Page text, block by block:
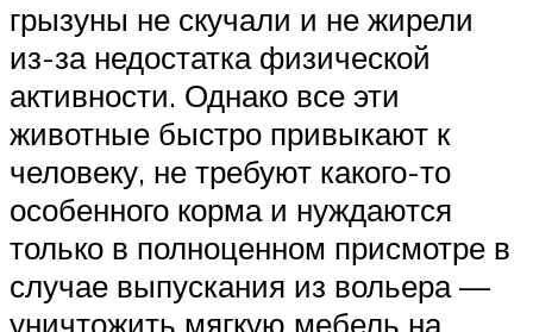
грызуны не скучали и не жирели
из-за недостатка физической
активности. Однако все эти
животные быстро привыкают к
человеку, не требуют какого-то
особенного корма и нуждаются
только в полноценном присмотре в
случае выпускания из вольера —
уничтожить мягкую мебель на